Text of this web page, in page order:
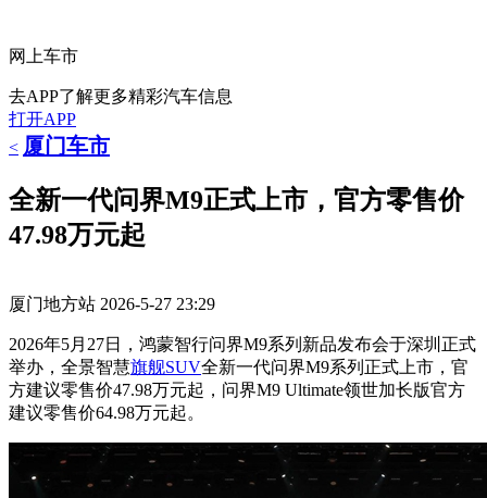
网上车市
去APP了解更多精彩汽车信息
打开APP
< 厦门车市
全新一代问界M9正式上市，官方零售价
47.98万元起
厦门地方站 2026-5-27 23:29
2026年5月27日，鸿蒙智行问界M9系列新品发布会于深圳正式
举办，全景智慧旗舰SUV全新一代问界M9系列正式上市，官
方建议零售价47.98万元起，问界M9 Ultimate领世加长版官方
建议零售价64.98万元起。